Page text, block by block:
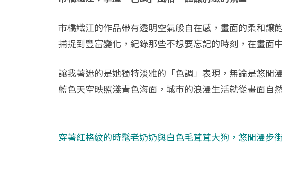
市橋織江的作品帶有透明空氣般自在感，畫面的柔和讓
捕捉到豐富變化，紀錄那些不想要忘記的時刻，在畫面
讓我著迷的是她獨特淡雅的「色調」表現，無論是悠
藍色天空映照淺青色海面，城市的浪漫生活就從畫面自
穿著紅格紋的時髦老奶奶與白色毛茸茸大狗，悠閒漫步